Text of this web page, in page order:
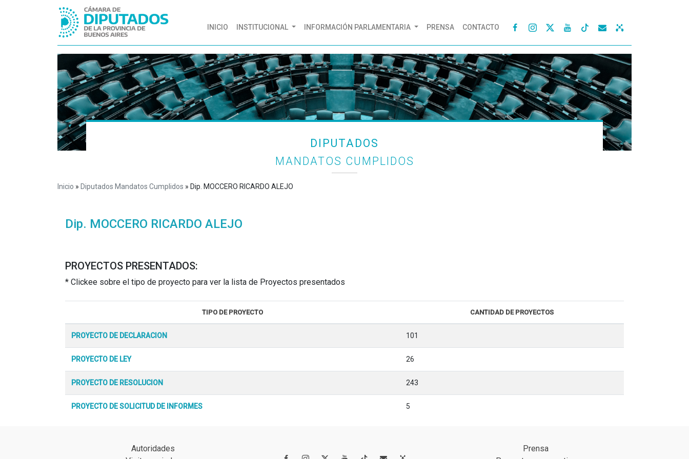
INICIO (CURRENT)
INSTITUCIONAL INFORMACIÓN PARLAMENTARIA PRENSA CONTACTO    
DIPUTADOS
MANDATOS CUMPLIDOS
Inicio » Diputados Mandatos Cumplidos » Dip. MOCCERO RICARDO ALEJO
Dip. MOCCERO RICARDO ALEJO
PROYECTOS PRESENTADOS:
* Clickee sobre el tipo de proyecto para ver la lista de Proyectos presentados
TIPO DE PROYECTO CANTIDAD DE PROYECTOS
PROYECTO DE DECLARACION 101
PROYECTO DE LEY 26
PROYECTO DE RESOLUCION 243
PROYECTO DE SOLICITUD DE INFORMES 5
Autoridades
Prensa